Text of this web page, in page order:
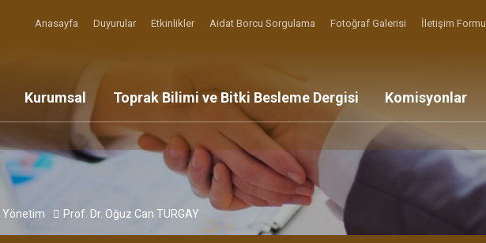
Anasayfa Duyurular Etkinlikler Aidat Borcu Sorgulama Fotoğraf Galerisi İletişim Formu
Kurumsal Toprak Bilimi ve Bitki Besleme Dergisi Komisyonlar
Yönetim Prof. Dr. Oğuz Can TURGAY